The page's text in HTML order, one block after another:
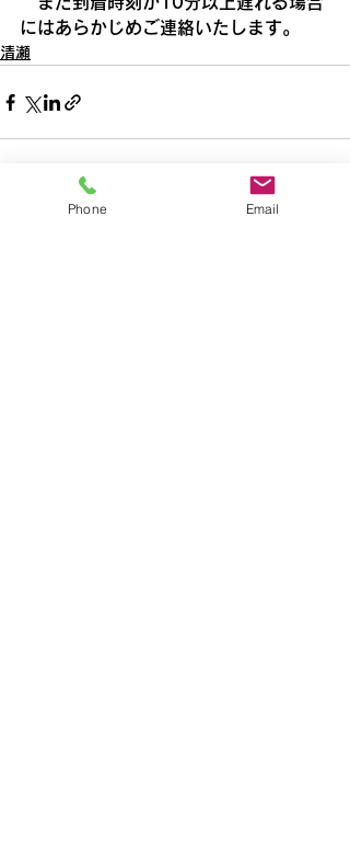
にはあらかじめご連絡いたします。
清瀬
Phone Email